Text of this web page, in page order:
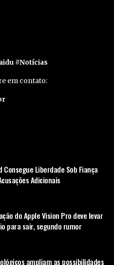
#Notícias
em contato:
Consegue Liberdade Sob Fiança
Adicionais
do Apple Vision Pro deve levar
para sair, segundo rumor
ampliam as possibilidades